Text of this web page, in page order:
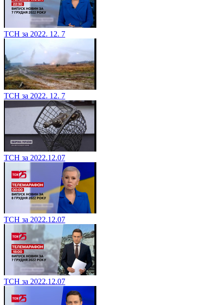
ТСН за 2022. 12. 7
ТСН за 2022. 12. 7
ТСН за 2022.12.07
ТСН за 2022.12.07
ТСН за 2022.12.07